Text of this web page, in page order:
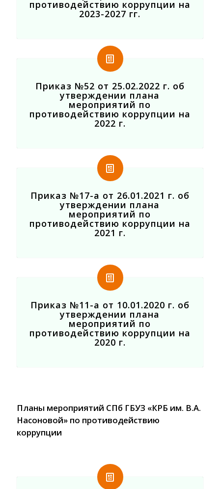
противодействию коррупции на
2023-2027 гг.
Приказ №52 от 25.02.2022 г. об
утверждении плана
мероприятий по
противодействию коррупции на
2022 г.
Приказ №17-а от 26.01.2021 г. об
утверждении плана
мероприятий по
противодействию коррупции на
2021 г.
Приказ №11-а от 10.01.2020 г. об
утверждении плана
мероприятий по
противодействию коррупции на
2020 г.
Планы мероприятий СПб ГБУЗ «КРБ им. В.А.
Насоновой» по противодействию
коррупции